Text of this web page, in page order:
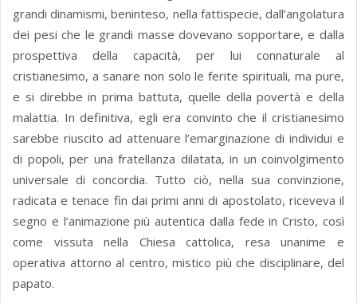
grandi dinamismi, beninteso, nella fattispecie, dall’angolatura
dei pesi che le grandi masse dovevano sopportare, e dalla
prospettiva della capacità, per lui connaturale al
cristianesimo, a sanare non solo le ferite spirituali, ma pure,
e si direbbe in prima battuta, quelle della povertà e della
malattia. In definitiva, egli era convinto che il cristianesimo
sarebbe riuscito ad attenuare l’emarginazione di individui e
di popoli, per una fratellanza dilatata, in un coinvolgimento
universale di concordia. Tutto ciò, nella sua convinzione,
radicata e tenace fin dai primi anni di apostolato, riceveva il
segno e l’animazione più autentica dalla fede in Cristo, così
come vissuta nella Chiesa cattolica, resa unanime e
operativa attorno al centro, mistico più che disciplinare, del
papato.